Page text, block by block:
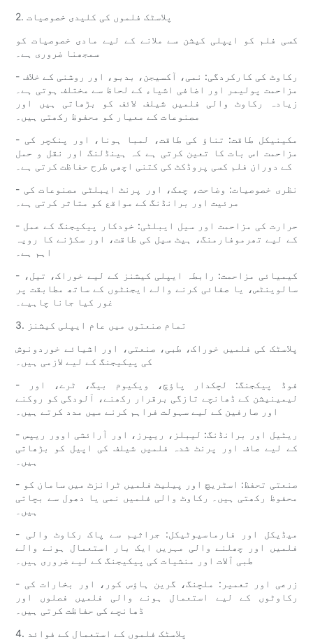
2. پلاسٹک فلموں کی کلیدی خصوصیات
کسی فلم کو ایپلی کیشن سے ملانے کے لیے مادی خصوصیات کو
سمجھنا ضروری ہے۔
- رکاوٹ کی کارکردگی: نمی، آکسیجن، بدبو، اور روشنی کے خلاف
مزاحمت پولیمر اور اضافی اشیاء کے لحاظ سے مختلف ہوتی ہے۔
زیادہ رکاوٹ والی فلمیں شیلف لائف کو بڑھاتی ہیں اور
مصنوعات کے معیار کو محفوظ رکھتی ہیں۔
- مکینیکل طاقت: تناؤ کی طاقت، لمبا ہونا، اور پنکچر کی
مزاحمت اس بات کا تعین کرتی ہے کہ ہینڈلنگ اور نقل و حمل
کے دوران فلم کسی پروڈکٹ کی کتنی اچھی طرح حفاظت کرتی ہے۔
- نظری خصوصیات: وضاحت، چمک، اور پرنٹ ایبلٹی مصنوعات کی
مرئیت اور برانڈنگ کے مواقع کو متاثر کرتی ہے۔
- حرارت کی مزاحمت اور سیل ایبلٹی: خودکار پیکیجنگ کے عمل
کے لیے تھرموفارمنگ، ہیٹ سیل کی طاقت، اور سکڑنے کا رویہ
اہم ہے۔
- کیمیائی مزاحمت: رابطہ ایپلی کیشنز کے لیے خوراک، تیل،
سالوینٹس، یا صفائی کرنے والے ایجنٹوں کے ساتھ مطابقت پر
غور کیا جانا چاہیے۔
3. تمام صنعتوں میں عام ایپلی کیشنز
پلاسٹک کی فلمیں خوراک، طبی، صنعتی، اور اشیائے خوردونوش
کی پیکیجنگ کے لیے لازمی ہیں۔
- فوڈ پیکجنگ: لچکدار پاؤچ، ویکیوم بیگ، ٹرے، اور
لیمینیشن کے ڈھانچے تازگی برقرار رکھنے، آلودگی کو روکنے
اور صارفین کے لیے سہولت فراہم کرنے میں مدد کرتے ہیں۔
- ریٹیل اور برانڈنگ: لیبلز، ریپرز، اور آرائشی اوور ریپس
کے لیے صاف اور پرنٹ شدہ فلمیں شیلف کی اپیل کو بڑھاتی
ہیں۔
- صنعتی تحفظ: اسٹریچ اور پیلیٹ فلمیں ٹرانزٹ میں سامان کو
محفوظ رکھتی ہیں۔ رکاوٹ والی فلمیں نمی یا دھول سے بچاتی
ہیں۔
- میڈیکل اور فارماسیوٹیکل: جراثیم سے پاک رکاوٹ والی
فلمیں اور چھلنے والی مہریں ایک بار استعمال ہونے والے
طبی آلات اور منشیات کی پیکیجنگ کے لیے ضروری ہیں۔
- زرعی اور تعمیر: ملچنگ، گرین ہاؤس کور، اور بخارات کی
رکاوٹوں کے لیے استعمال ہونے والی فلمیں فصلوں اور
ڈھانچے کی حفاظت کرتی ہیں۔
4. پلاسٹک فلموں کے استعمال کے فوائد